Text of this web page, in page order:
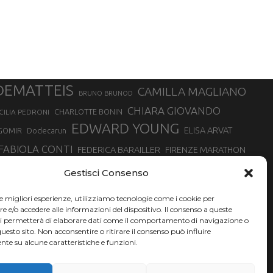
Gestisci Consenso
migliori esperienze, utilizziamo tecnologie come i cookie per
e/o accedere alle informazioni del dispositivo. Il consenso a queste
permetterà di elaborare dati come il comportamento di navigazione o
sito. Non acconsentire o ritirare il consenso può influire
su alcune caratteristiche e funzioni.
BRUNO BRUNOD CAMILLA MAGLIANO
PEDRONI CHARLOTTE BONIN CHIARA GIOVANDO
Dodecarun EDWARD YOUNG ELISA ARVAT
FABIOLA CONTI FEDERICA BARAILLER FIRENZE MARATHON
GIOVANNA EPIS GIULIANO CAVALLO
DI TORINO MARATONINA MARCELLA BELLETTI MARCO OLMO
MONVISO VERTICAL RACE NADIA BATTOCLETTI
BONALDI SILVIA RAMPAZZO